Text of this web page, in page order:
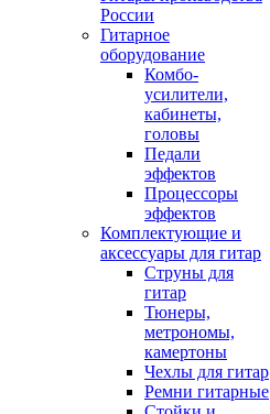
России
Гитарное
оборудование
Комбо-
усилители,
кабинеты,
головы
Педали
эффектов
Процессоры
эффектов
Комплектующие и
аксессуары для гитар
Струны для
гитар
Тюнеры,
метрономы,
камертоны
Чехлы для гитар
Ремни гитарные